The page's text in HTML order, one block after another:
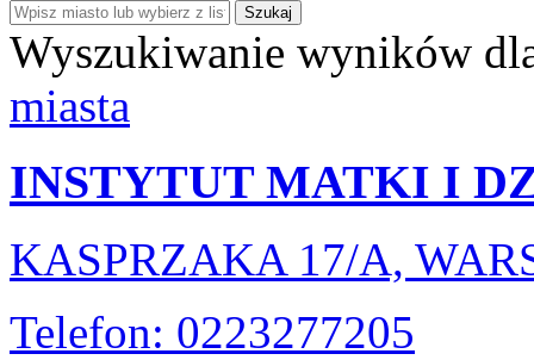
Szukaj
Wyszukiwanie wyników
miasta
INSTYTUT MATKI I
KASPRZAKA 17/A,
Telefon: 0223277205